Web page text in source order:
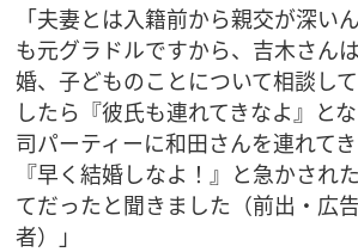
「夫妻とは入籍前から親交が深い
も元グラドルですから、吉木さん
婚、子どものことについて相談し
したら『彼氏も連れてきなよ』と
司パーティーに和田さんを連れて
『早く結婚しなよ！』と急かされ
てだったと聞きました（前出・広
者）」